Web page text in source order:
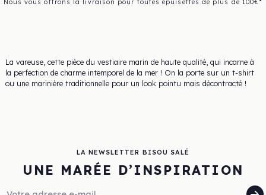
La vareuse, cette pièce du vestiaire marin de haute qualité, qui incarne à
la perfection de charme intemporel de la mer ! On la porte sur un t-shirt
ou une marinière traditionnelle pour un look pointu mais décontracté !
LA NEWSLETTER BISOU SALÉ
UNE MARÉE D’INSPIRATION